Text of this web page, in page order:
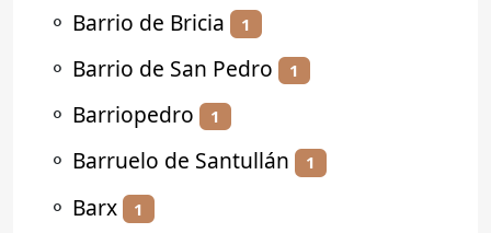
⚬ Barrio de Bricia 1
⚬ Barrio de San Pedro 1
⚬ Barriopedro 1
⚬ Barruelo de Santullán 1
⚬ Barx 1